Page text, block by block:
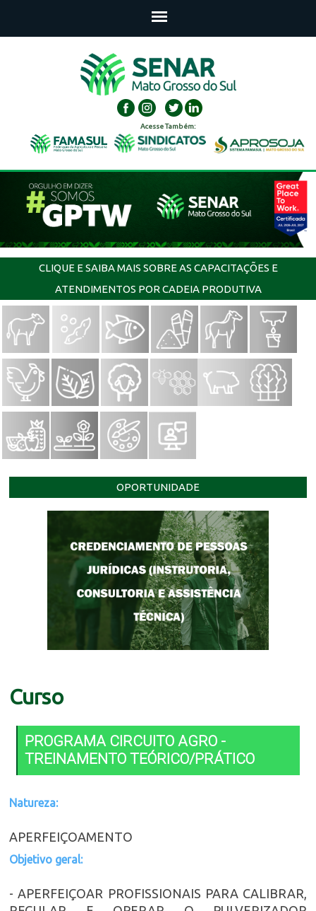
Acesse Também:
CLIQUE E SAIBA MAIS SOBRE AS CAPACITAÇÕES E
ATENDIMENTOS POR CADEIA PRODUTIVA
OPORTUNIDADE
Curso
PROGRAMA CIRCUITO AGRO -
TREINAMENTO TEÓRICO/PRÁTICO
Natureza:
APERFEIÇOAMENTO
Objetivo geral:
- APERFEIÇOAR PROFISSIONAIS PARA CALIBRAR,